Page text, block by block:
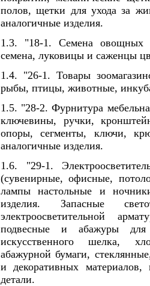
полов, щетки для ухода за
аналогичные изделия.
1.3. "18-1. Семена овощных
семена, луковицы и саженцы
1.4. "26-1. Товары
рыбы, птицы, животные,
1.5. "28-2. Фурнитура
ключевины, ручки,
опоры, сегменты, ключи,
аналогичные изделия.
1.6. "29-1.
(сувенирные, офисные,
лампы настольные и
изделия. Запасные
электроосветительной
подвесные и абажуры
искусственного шелка,
абажурной бумаги,
и декоративных
детали.